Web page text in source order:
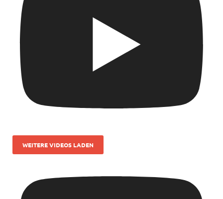
WEITERE VIDEOS LADEN